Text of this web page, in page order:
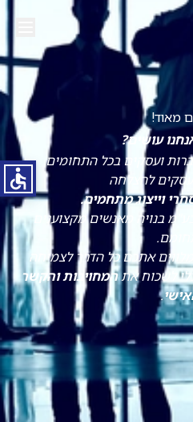
מאוד!
עושים?
ועסקים בכל התחומים
להצלחה
וייצוג מתחמים.
בנויה מאנשים מקצוענים
אתכם כל הדרך לצמיחה
לשכוח אתהמחויבות והקשר
.